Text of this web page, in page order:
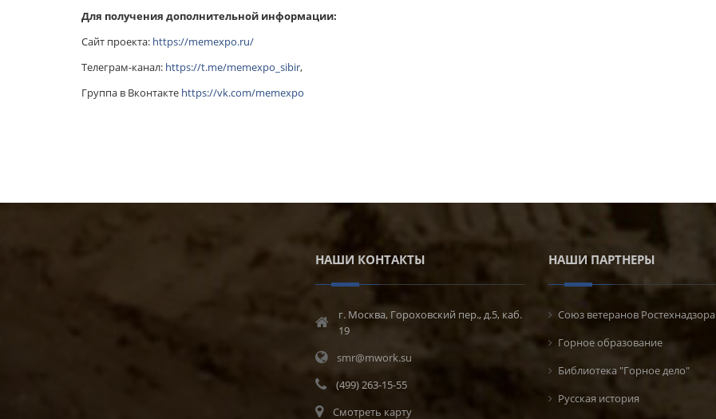
Для получения дополнительной информации:
Сайт проекта: https://memexpo.ru/
Телеграм-канал: https://t.me/memexpo_sibir,
Группа в Вконтакте https://vk.com/memexpo
НАШИ КОНТАКТЫ
г. Москва, Гороховский пер., д.5, каб.
19
smr@mwork.su
(499) 263-15-55
Смотреть карту
НАШИ ПАРТНЕРЫ
Союз ветеранов Ростехнадзора
Горное образование
Библиотека "Горное дело"
Русская история